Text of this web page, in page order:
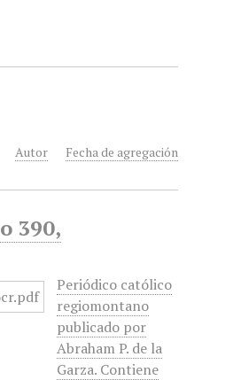
Autor Fecha de agregación
390,
Periódico católico
regiomontano
publicado por
Abraham P. de la
Garza. Contiene